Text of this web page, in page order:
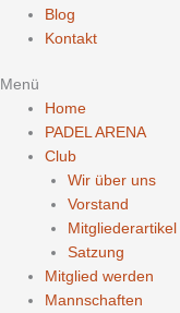
Blog
Kontakt
Menü
Home
PADEL ARENA
Club
Wir über uns
Vorstand
Mitgliederartikel
Satzung
Mitglied werden
Mannschaften